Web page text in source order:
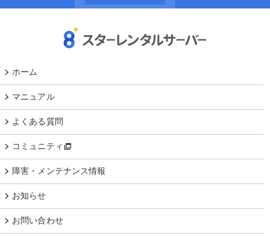
ホーム
マニュアル
よくある質問
コミュニティ
障害・メンテナンス情報
お知らせ
お問い合わせ